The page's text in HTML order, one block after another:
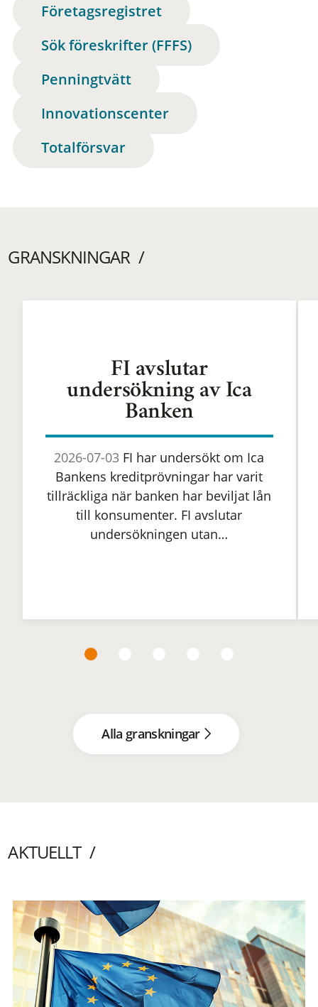
Företagsregistret
Sök föreskrifter (FFFS)
Penningtvätt
Innovationscenter
Totalförsvar
GRANSKNINGAR
FI avslutar
undersökning av Ica
Banken
2026-07-03 FI har undersökt om Ica
Bankens kreditprövningar har varit
tillräckliga när banken har beviljat lån
till konsumenter. FI avslutar
undersökningen utan…
Alla granskningar
AKTUELLT